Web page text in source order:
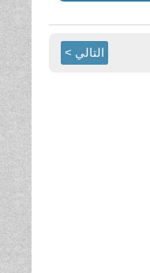
التالي >